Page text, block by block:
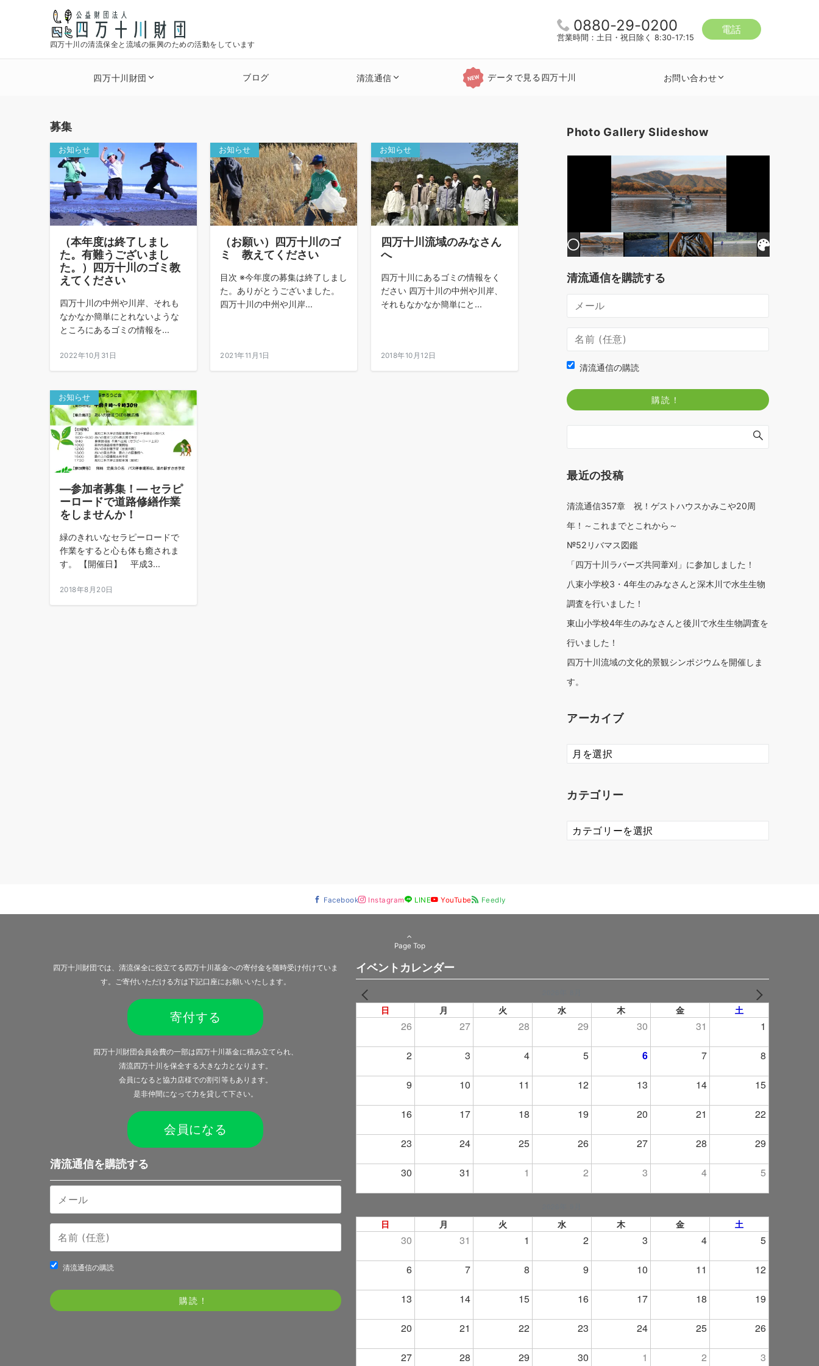
四万十川の清流保全と流域の振興のための活動をしています
0880-29-0200
営業時間：土日・祝日除く 8:30-17:15
電話
四万十川財団 ブログ 清流通信 データで見る四万十川 お問い合わせ
募集
お知らせ
（本年度は終了しまし
た。有難うございまし
た。）四万十川のゴミ教
えてください
四万十川の中州や川岸、それも
なかなか簡単にとれないような
ところにあるゴミの情報を...
2022年10月31日
お知らせ
（お願い）四万十川のゴ
ミ 教えてください
目次 ※今年度の募集は終了しまし
た。ありがとうございました。
四万十川の中州や川岸...
2021年11月1日
お知らせ
四万十川流域のみなさん
へ
四万十川にあるゴミの情報をく
ださい 四万十川の中州や川岸、
それもなかなか簡単にと...
2018年10月12日
お知らせ
―参加者募集！― セラピ
ーロードで道路修繕作業
をしませんか！
緑のきれいなセラピーロードで
作業をすると心も体も癒されま
す。 【開催日】 平成3...
2018年8月20日
Photo Gallery Slideshow
清流通信を購読する
清流通信の購読
最近の投稿
清流通信357章 祝！ゲストハウスかみこや20周
年！～これまでとこれから～
№52リバマス図鑑
「四万十川ラバーズ共同葦刈」に参加しました！
八束小学校3・4年生のみなさんと深木川で水生生物
調査を行いました！
東山小学校4年生のみなさんと後川で水生生物調査を
行いました！
四万十川流域の文化的景観シンポジウムを開催しま
す。
アーカイブ
ア
ー
ブ
カテゴリー
カ
テ
Facebook Instagram LINE YouTube Feedly
Page Top
四万十川財団では、清流保全に役立てる四万十川基金への寄付金を随時受け付けていま
す。ご寄付いただける方は下記口座にお願いいたします。
寄付する
四万十川財団会員会費の一部は四万十川基金に積み立てられ、
清流四万十川を保全する大きな力となります。
会員になると 協力店様での割引等もあります。
是非仲間になって力を貸して下さい。
会員になる
清流通信を購読する
清流通信の購読
イベントカレンダー
日 月 火 水 木 金 土
26 27 28 29 30 31 1
2 3 4 5 6 7 8
9 10 11 12 13 14 15
16 17 18 19 20 21 22
23 24 25 26 27 28 29
30 31 1 2 3 4 5
日 月 火 水 木 金 土
30 31 1 2 3 4 5
6 7 8 9 10 11 12
13 14 15 16 17 18 19
20 21 22 23 24 25 26
27 28 29 30 1 2 3